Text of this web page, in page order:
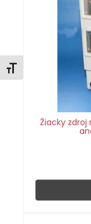
Zmeniť veľkosť
Žiacky